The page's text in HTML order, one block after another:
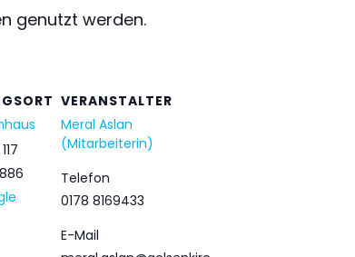
genutzt werden.
VERANSTALTER
Meral Aslan
(Mitarbeiterin)
Telefon
0178 8169433
E-Mail